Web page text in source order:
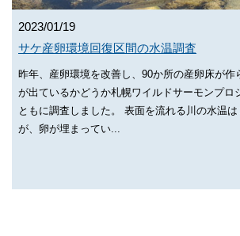
2023/01/19
サケ産卵環境回復区間の水温調査
昨年、産卵環境を改善し、90か所の産卵床が作
が出ているかどうか札幌ワイルドサーモンプロ
ともに調査しました。 表面を流れる川の水温
が、卵が埋まってい...